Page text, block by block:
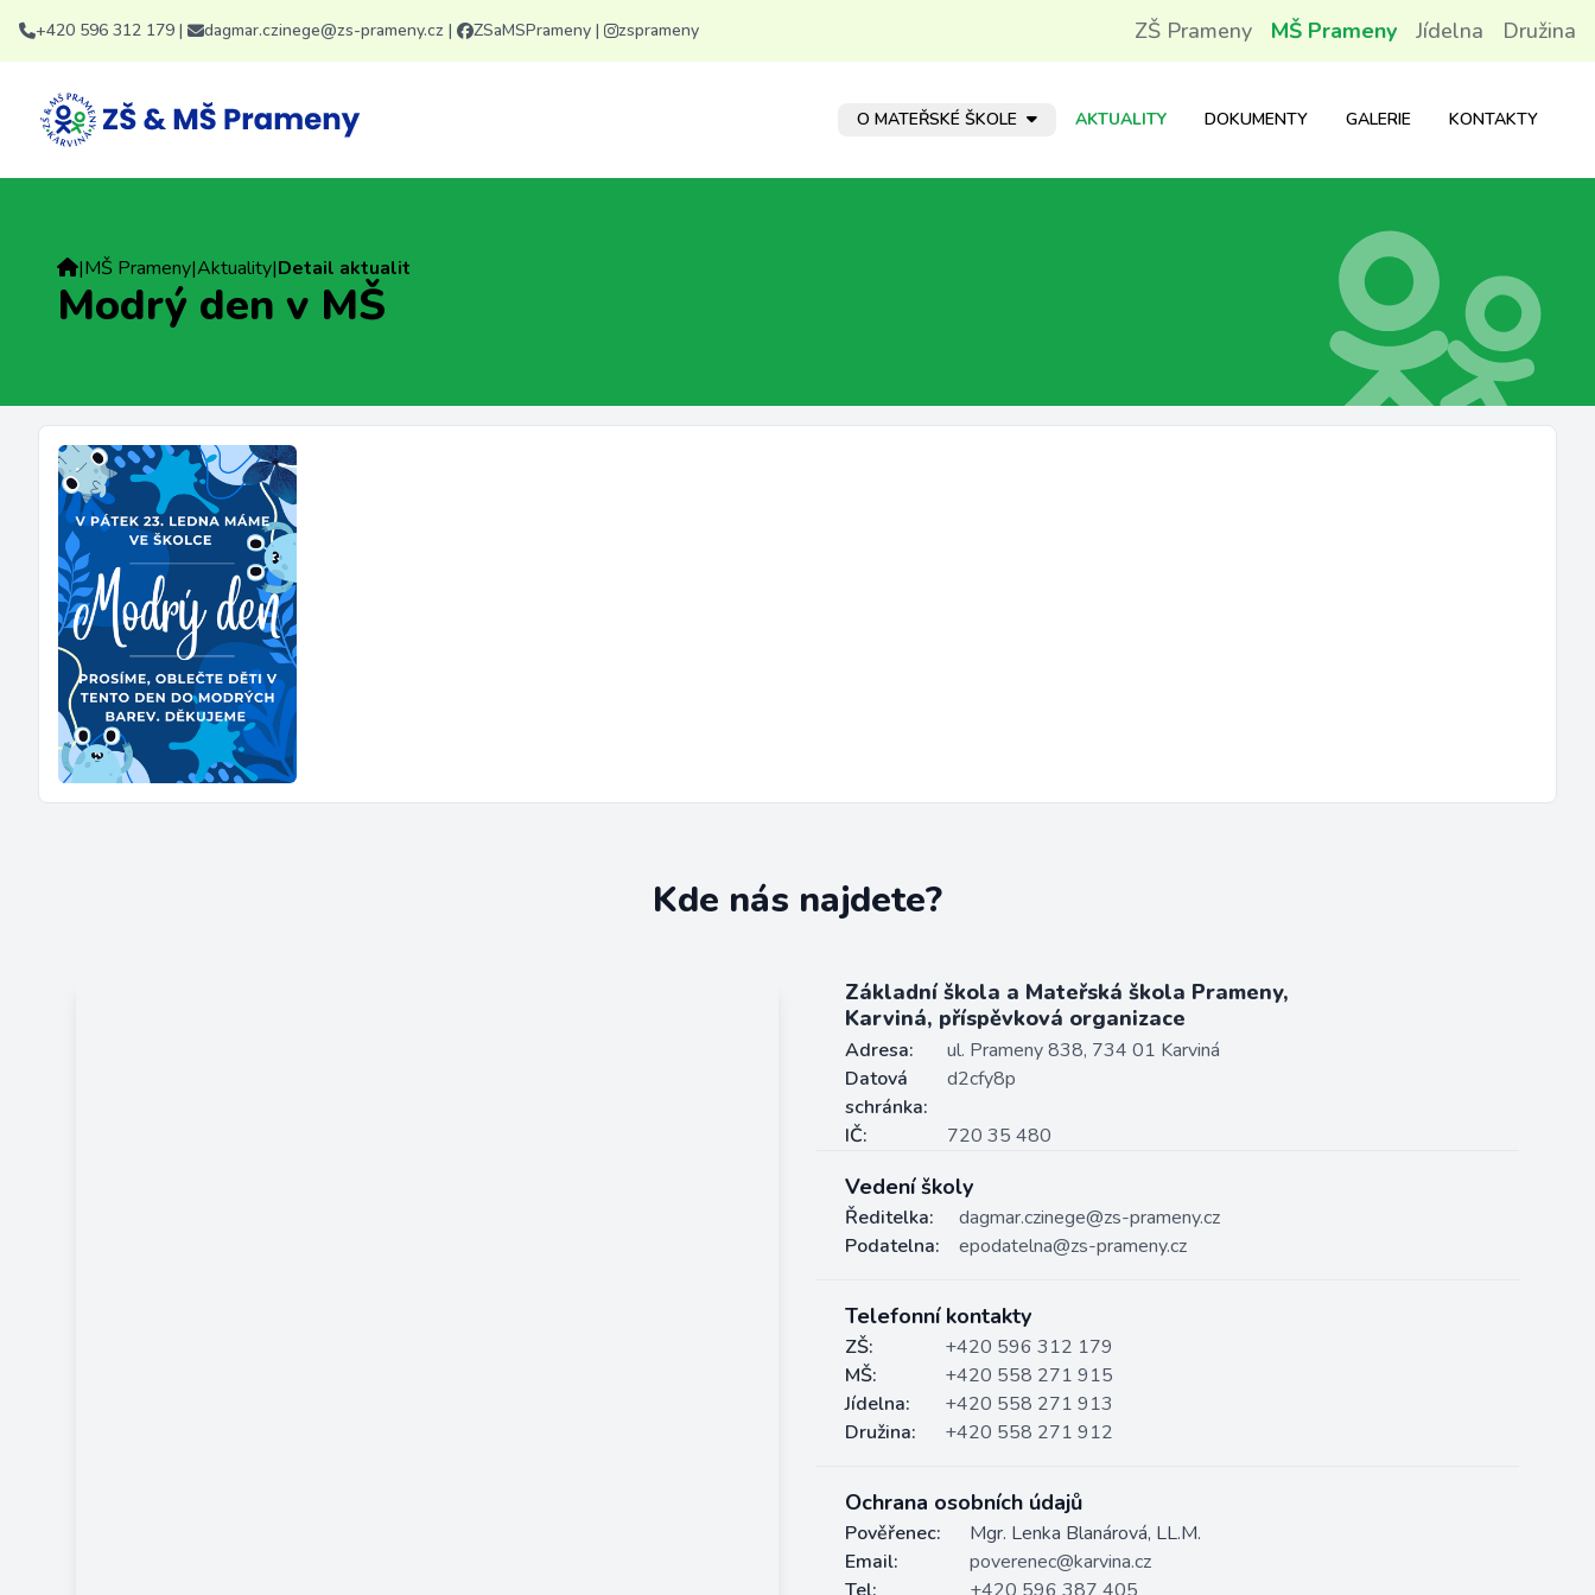
+420 596 312 179 | dagmar.czinege@zs-prameny.cz | ZSaMSPrameny | zsprameny ZŠ Prameny MŠ Prameny Jídelna Družina
O MATEŘSKÉ ŠKOLE AKTUALITY DOKUMENTY GALERIE KONTAKTY
|MŠ Prameny|Aktuality|Detail aktualit
Modrý den v MŠ
Kde nás najdete?
Základní škola a Mateřská škola Prameny,
Karviná, příspěvková organizace
Adresa:
ul. Prameny 838, 734 01 Karviná
Datová
schránka:
d2cfy8p
IČ: 720 35 480
Vedení školy
Ředitelka:
dagmar.czinege@zs-prameny.cz
Podatelna:
epodatelna@zs-prameny.cz
Telefonní kontakty
ZŠ:
+420 596 312 179
MŠ:
+420 558 271 915
Jídelna:
+420 558 271 913
Družina:
+420 558 271 912
Ochrana osobních údajů
Pověřenec:
Mgr. Lenka Blanárová, LL.M.
Email:
poverenec@karvina.cz